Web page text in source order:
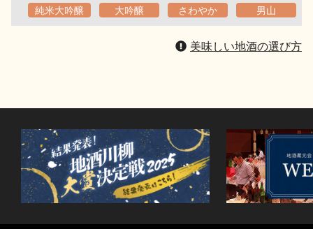
純米大吟醸 大吟醸 さわやか 男山
美味しい地酒の選び方